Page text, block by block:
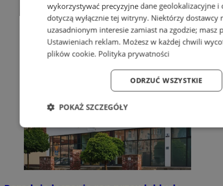
wykorzystywać precyzyjne dane geolokalizacyjne
dotyczą wyłącznie tej witryny. Niektórzy dostawcy
uzasadnionym interesie zamiast na zgodzie; masz
Ustawieniach reklam. Możesz w każdej chwili
plików cookie. Polityka prywatności
ODRZUĆ WSZYSTKIE
POKAŻ SZCZEGÓŁY
Niezbędne Wydajność Targetowanie